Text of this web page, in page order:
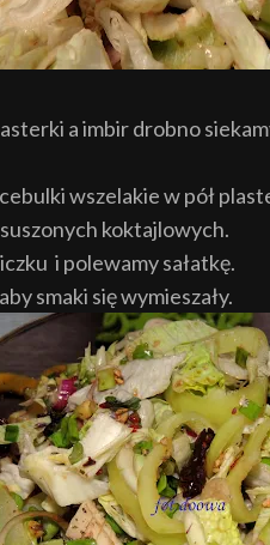
a imbir drobno
wszelakiew pół
koktajlowych.
i polewamy sałatkę.
smaki się wymieszały.